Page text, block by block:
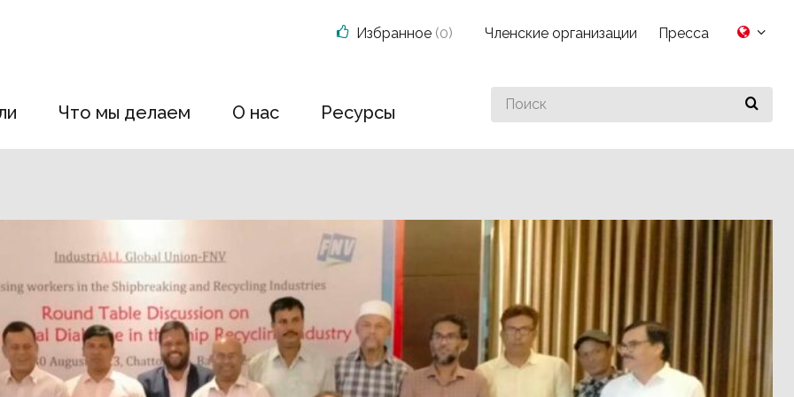
Что мы делаем О нас Ресурсы
Search
for
Избранное (0) Членские организации Пресса